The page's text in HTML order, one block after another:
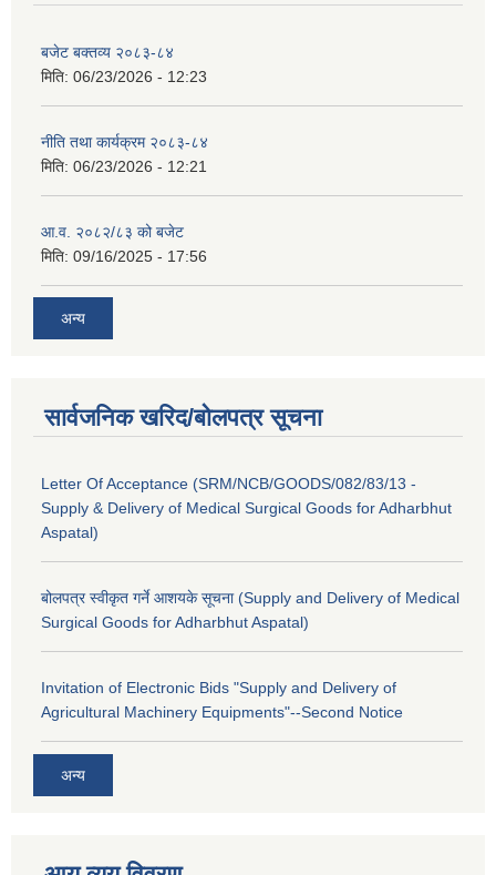
बजेट बक्तव्य २०८३-८४
मिति: 06/23/2026 - 12:23
नीति तथा कार्यक्रम २०८३-८४
मिति: 06/23/2026 - 12:21
आ.व. २०८२/८३ को बजेट
मिति: 09/16/2025 - 17:56
अन्य
सार्वजनिक खरिद/बोलपत्र सूचना
Letter Of Acceptance (SRM/NCB/GOODS/082/83/13 -
Supply & Delivery of Medical Surgical Goods for Adharbhut
Aspatal)
बोलपत्र स्वीकृत गर्ने आशयके सूचना (Supply and Delivery of Medical
Surgical Goods for Adharbhut Aspatal)
Invitation of Electronic Bids "Supply and Delivery of
Agricultural Machinery Equipments"--Second Notice
अन्य